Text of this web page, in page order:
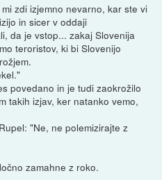
zdi izjemno nevarno, kar ste vi
in sicer v oddaji
da je vstop... zakaj Slovenija
teroristov, ki bi Slovenijo
povedano in je tudi zaokrožilo
takih izjav, ker natanko vemo,
"Ne, ne polemizirajte z
zamahne z roko.